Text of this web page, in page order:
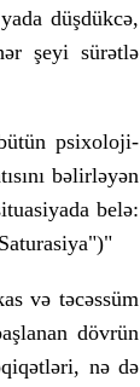
düşdükcə,
şeyi sürətlə
psixoloji-
bəlirləyən
belə:
və təcəssüm
dövrün
nə də